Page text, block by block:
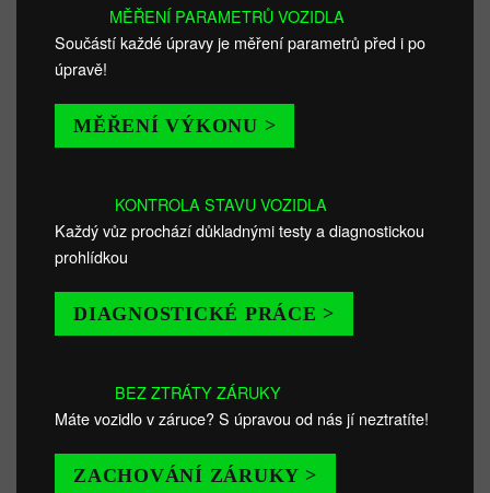
MĚŘENÍ PARAMETRŮ VOZIDLA
Součástí každé úpravy je měření parametrů před i po
úpravě!
MĚŘENÍ VÝKONU >
KONTROLA STAVU VOZIDLA
Každý vůz prochází důkladnými testy a diagnostickou
prohlídkou
DIAGNOSTICKÉ PRÁCE >
BEZ ZTRÁTY ZÁRUKY
Máte vozidlo v záruce? S úpravou od nás jí neztratíte!
ZACHOVÁNÍ ZÁRUKY >